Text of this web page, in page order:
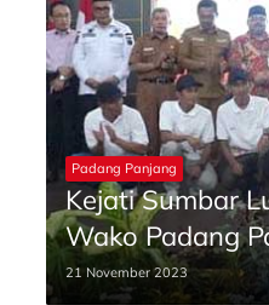
Padang Panjang
Kejati Sumbar
Wako Padang
21 November 2023